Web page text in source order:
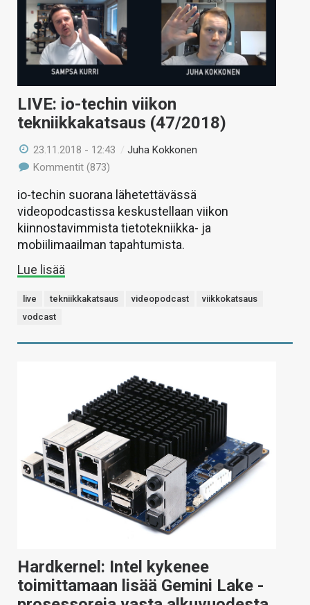
LIVE: io-techin viikon
tekniikkakatsaus (47/2018)
23.11.2018 - 12:43 /Juha Kokkonen
Kommentit (873)
io-techin suorana lähetettävässä
videopodcastissa keskustellaan viikon
kiinnostavimmista tietotekniikka- ja
mobiilimaailman tapahtumista.
Lue lisää
live tekniikkakatsaus videopodcast
viikkokatsaus
vodcast
Hardkernel: Intel kykenee
toimittamaan lisää Gemini Lake -